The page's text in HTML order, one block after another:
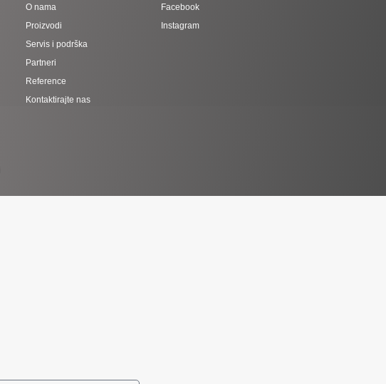
O nama
Proizvodi
Servis i podrška
Partneri
Reference
Kontaktirajte nas
Facebook
Instagram